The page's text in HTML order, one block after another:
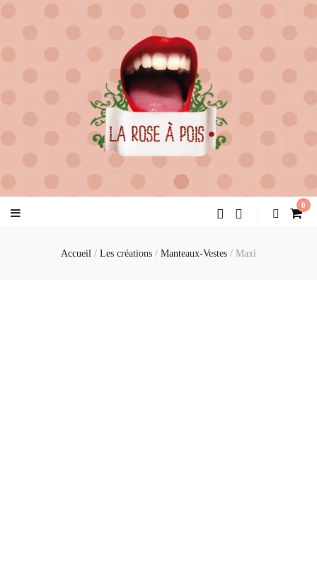
la rose à pois
0
Accueil / Les créations / Manteaux-Vestes / Maxi